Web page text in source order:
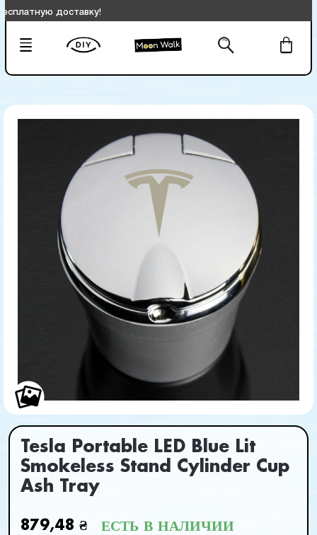
доставку!
Tesla Portable LED Blue Lit
Smokeless Stand Cylinder Cup
Ash Tray
879,48 ₴ ЕСТЬ В НАЛИЧИИ